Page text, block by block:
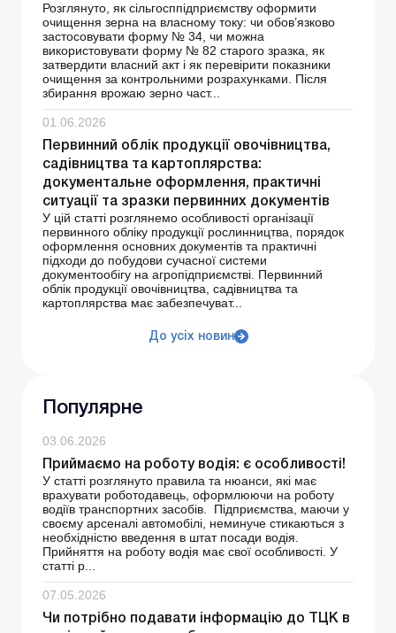
Розглянуто, як сільгосппідприємству оформити
очищення зерна на власному току: чи обов’язково
застосовувати форму № 34, чи можна
використовувати форму № 82 старого зразка, як
затвердити власний акт і як перевірити показники
очищення за контрольними розрахунками. Після
збирання врожаю зерно част...
01.06.2026
Первинний облік продукції овочівництва,
садівництва та картоплярства:
документальне оформлення, практичні
ситуації та зразки первинних документів
У цій статті розглянемо особливості організації
первинного обліку продукції рослинництва, порядок
оформлення основних документів та практичні
підходи до побудови сучасної системи
документообігу на агропідприємстві. Первинний
облік продукції овочівництва, садівництва та
картоплярства має забезпечуват...
До усіх новин
Популярне
03.06.2026
Приймаємо на роботу водія: є особливості!
У статті розглянуто правила та нюанси, які має
врахувати роботодавець, оформлюючи на роботу
водіїв транспортних засобів. Підприємства, маючи у
своєму арсеналі автомобілі, неминуче стикаються з
необхідністю введення в штат посади водія.
Прийняття на роботу водія має свої особливості. У
статті р...
07.05.2026
Чи потрібно подавати інформацію до ТЦК в